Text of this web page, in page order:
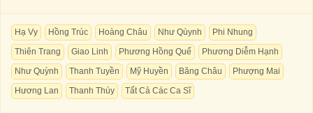
Hạ Vy Hồng Trúc Hoàng Châu Như Qùynh
Phi Nhung
Thiên Trang
Giao Linh Phương Hồng Quế
Phương Diễm Hạnh
Như Quỳnh
Thanh Tuyền Mỹ Huyền Băng Châu
Phượng Mai
Hương Lan
Thanh Thúy Tất Cả Các Ca Sĩ